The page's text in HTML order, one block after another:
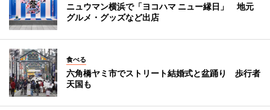
ニュウマン横浜で「ヨコハマ ニュー縁日」 地元
グルメ・グッズなど出店
食べる
六角橋ヤミ市でストリート結婚式と盆踊り 歩行者
天国も